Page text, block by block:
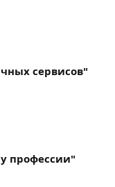
сервисов"
профессии"